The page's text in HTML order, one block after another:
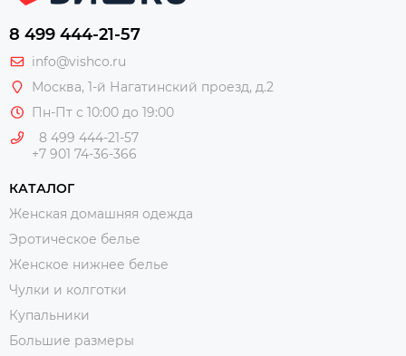
8 499 444-21-57
info@vishco.ru
Москва, 1-й Нагатинский проезд, д.2
Пн-Пт с 10:00 до 19:00
8 499 444-21-57
+7 901 74-36-366
КАТАЛОГ
Женская домашняя одежда
Эротическое белье
Женское нижнее белье
Чулки и колготки
Купальники
Большие размеры